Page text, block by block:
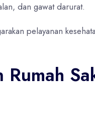
dan gawat darurat.
pelayanan
Rumah